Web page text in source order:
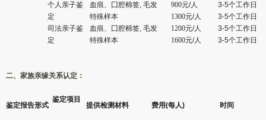
个人亲子鉴
定
血痕、囗腔棉签, 毛发 900元/人
3-5个工作日
特殊样本
1300元/人
3-5个工作日
司法亲子鉴
定
血痕、囗腔棉签, 毛发 1200元/人
3-5个工作日
特殊样本
1600元/人 3-5个工作日
二、家族亲缘关系认定：
鉴定报告形式
鉴定项目
提供检测材料 费用(每人) 时间